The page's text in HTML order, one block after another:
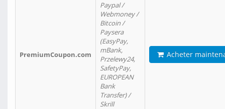
PremiumCoupon.com
Paypal /
Webmoney /
Bitcoin /
Paysera
(EasyPay,
mBank,
Przelewy24,
SafetyPay,
EUROPEAN
Bank
Transfer) /
Skrill
Acheter